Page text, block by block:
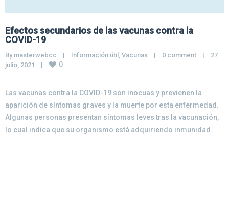
Efectos secundarios de las vacunas contra la
COVID-19
By masterwebcc | Información útil Vacunas | 0 comment |
27
julio, 2021 | 0
Las vacunas contra la COVID-19 son inocuas y previenen la
aparición de síntomas graves y la muerte por esta enfermedad.
Algunas personas presentan síntomas leves tras la vacunación,
lo cual indica que su organismo está adquiriendo inmunidad.